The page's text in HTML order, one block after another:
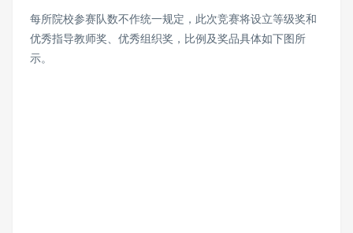
每所院校参赛队数不作统一规定，此次竞赛将设立等级奖和
优秀指导教师奖、优秀组织奖，比例及奖品具体如下图所
示。